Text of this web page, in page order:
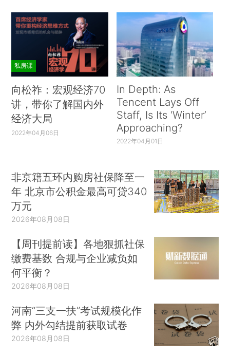
私房课
向松祚：宏观经济70
讲，带你了解国内外
经济大局
2022年04月06日
In Depth: As
Tencent Lays Off
Staff, Is Its ‘Winter’
Approaching?
2022年04月01日
非京籍五环内购房社保降至一
年 北京市公积金最高可贷340
万元
2026年08月08日
【周刊提前读】各地狠抓社保
缴费基数 合规与企业减负如
何平衡？
2026年08月08日
河南“三支一扶”考试规模化作
弊 内外勾结提前获取试卷
2026年08月08日